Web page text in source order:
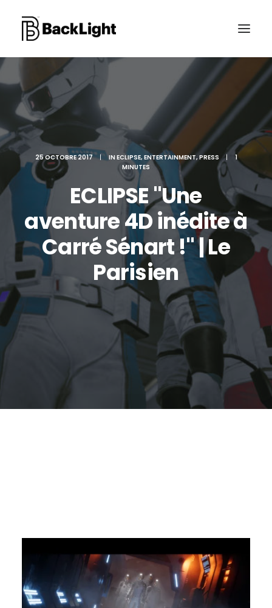
PROJETS XR
LE STUDIO
CONTACT
RECHERCHE
25 OCTOBRE 2017 | IN ECLIPSE, ENTERTAINMENT, PRESS |
1
MINUTES
ECLIPSE "Une
aventure 4D inédite à
Carré Sénart !" | Le
Parisien